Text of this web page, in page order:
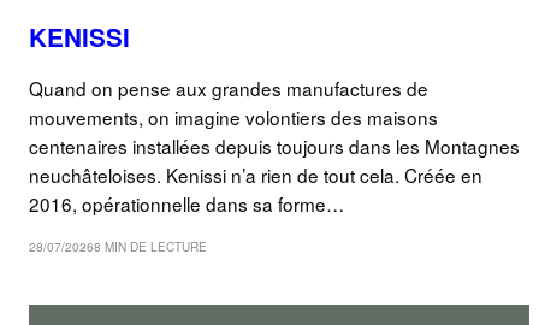
KENISSI
Quand on pense aux grandes manufactures de
mouvements, on imagine volontiers des maisons
centenaires installées depuis toujours dans les Montagnes
neuchâteloises. Kenissi n’a rien de tout cela. Créée en
2016, opérationnelle dans sa forme…
28/07/20268 MIN DE LECTURE